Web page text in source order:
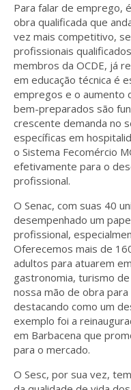
Para falar de emprego,
obra qualificada que
vez mais competitivo,
profissionais
membros da OCDE, já
em educação técnica é
empregos e o aumento
bem-preparados são
crescente demanda no
específicas em
o Sistema Fecomércio
efetivamente para o
profissional.
O Senac, com suas 40
desempenhado um
profissional,
Oferecemos mais de
adultos para atuarem
gastronomia, turismo
nossa mão de obra
destacando como um
exemplo foi a
em Barbacena que
para o mercado.
O Sesc, por sua vez,